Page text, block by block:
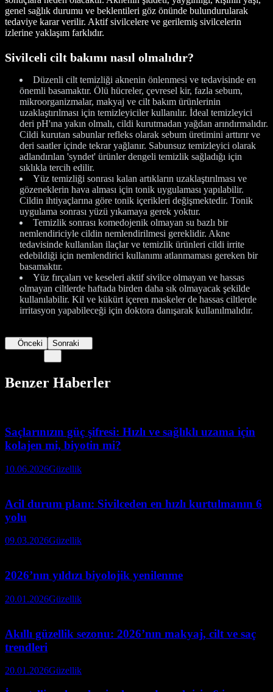
genel sağlık durumu ve beklentileri göz önünde bulundurularak
tedaviye karar verilir. Aktif sivilcelere ve gerilemiş sivilcelerin
izlerine yaklaşım farklıdır.
Sivilceli cilt bakımı nasıl olmalıdır?
Düzenli cilt temizliği aknenin önlenmesi ve tedavisinde en
önemli basamaktır. Ölü hücreler, çevresel kir, fazla sebum,
mikroorganizmalar, makyaj ve cilt bakım ürünlerinin
uzaklaştırılması için temizleyiciler kullanılır. İdeal temizleyici
deri pH'ına yakın olmalı, cildi kurutmadan yağdan arındırmalıdır.
Cildi kurutan sabunlar refleks olarak sebum üretimini arttırır ve
deri saatler içinde tekrar yağlanır. Sabunsuz temizleyici olarak
adlandırılan 'syndet' ürünler dengeli temizlik sağladığı için
sıklıkla tercih edilir.
Yüz temizliği sonrası kalan artıkların uzaklaştırılması ve
gözeneklerin hava alması için tonik uygulaması yapılabilir.
Cildin ihtiyaçlarına göre tonik içerikleri değişmektedir. Tonik
uygulama sonrası yüzü yıkamaya gerek yoktur.
Temizlik sonrası komedojenik olmayan su bazlı bir
nemlendiriciyle cildin nemlendirilmesi gereklidir. Akne
tedavisinde kullanılan ilaçlar ve temizlik ürünleri cildi irrite
edebildiği için nemlendirici kullanımı atlanmaması gereken bir
basamaktır.
Yüz fırçaları ve keseleri aktif sivilce olmayan ve hassas
olmayan ciltlerde haftada birden daha sık olmayacak şekilde
kullanılabilir. Kil ve kükürt içeren maskeler de hassas ciltlerde
irritasyon yapabileceği için doktora danışarak kullanılmalıdır.
Önceki Sonraki
Benzer Haberler
Saçlarınızın güç şifresi: Hızlı ve sağlıklı uzama için
kolajen mi, biyotin mi?
10.06.2026Güzellik
Acil durum planı: Sivilceden en hızlı kurtulmanın 6
yolu
09.03.2026Güzellik
2026’nın yıldızı biyolojik yenilenme
20.01.2026Güzellik
Akıllı güzellik sezonu: 2026’nın makyaj, cilt ve saç
trendleri
20.01.2026Güzellik